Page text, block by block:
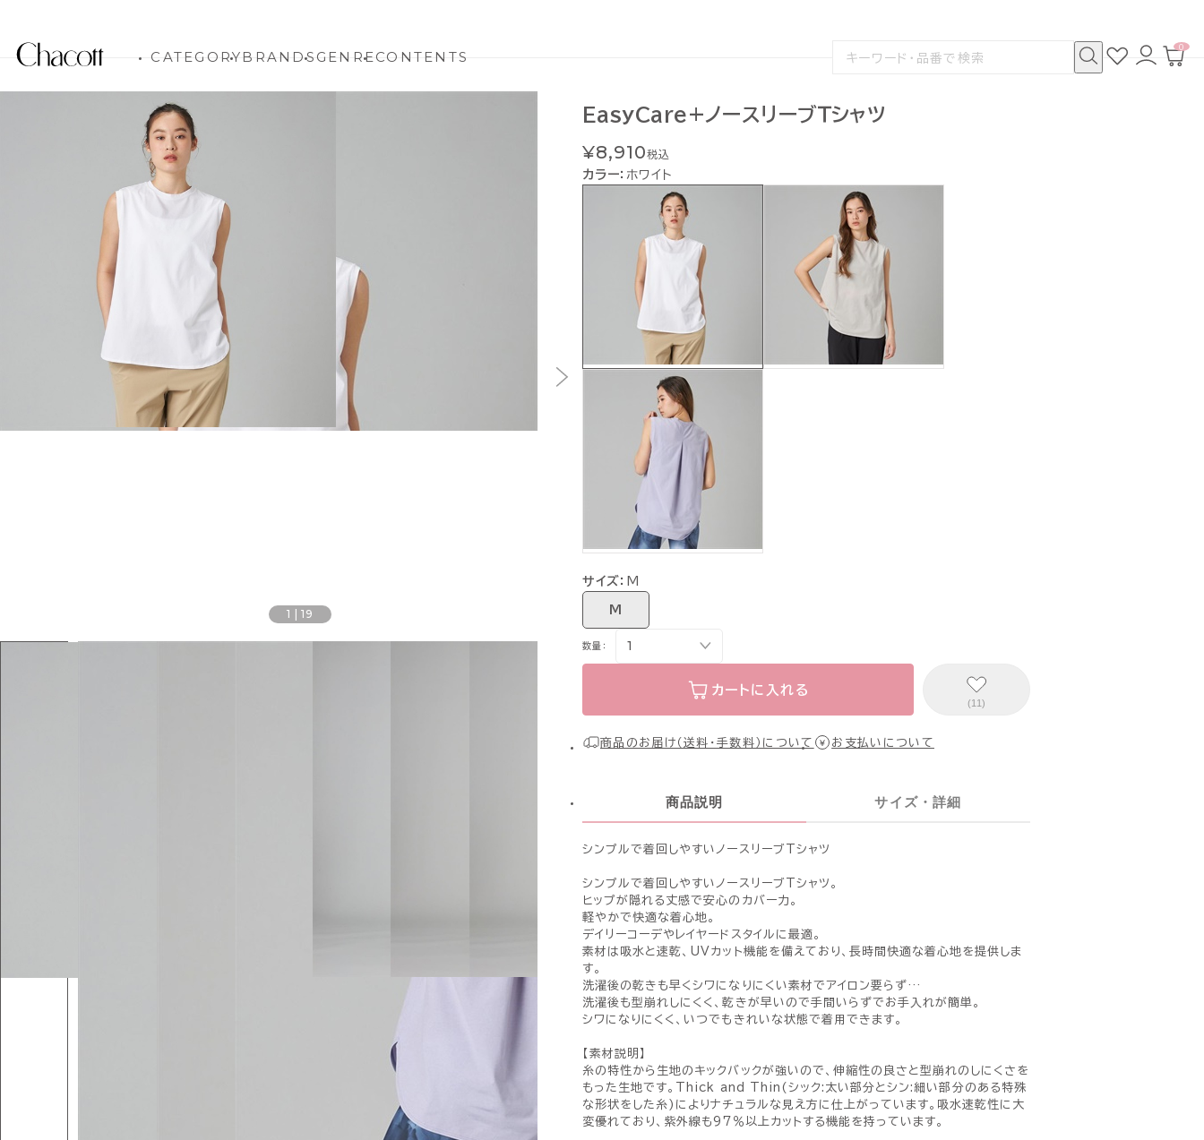
CATEGORYBRANDSGENRECONTENTS
検
お
気
ロ
グ
カ
0
1 |19
EasyCare+ノースリーブＴシャツ
¥8,910税込
カラー： ホワイト
サイズ： M
M
数量：
カートに入れる
(11)
商品のお届け（送料・手数料）について お支払いについて
商品説明 サイズ・詳細
シンプルで着回しやすいノースリーブTシャツ
シンプルで着回しやすいノースリーブTシャツ。
ヒップが隠れる丈感で安心のカバー力。
軽やかで快適な着心地。
デイリーコーデやレイヤードスタイルに最適。
素材は吸水と速乾、UVカット機能を備えており、長時間快適な着心地を提供しま
す。
洗濯後の乾きも早くシワになりにくい素材でアイロン要らず…
洗濯後も型崩れしにくく、乾きが早いので手間いらずでお手入れが簡単。
シワになりにくく、いつでもきれいな状態で着用できます。
【素材説明】
糸の特性から生地のキックバックが強いので、伸縮性の良さと型崩れのしにくさを
もった生地です。Thick and Thin(シック:太い部分とシン:細い部分のある特殊
な形状をした糸)によりナチュラルな見え方に仕上がっています。吸水速乾性に大
変優れており、紫外線も97％以上カットする機能を持っています。